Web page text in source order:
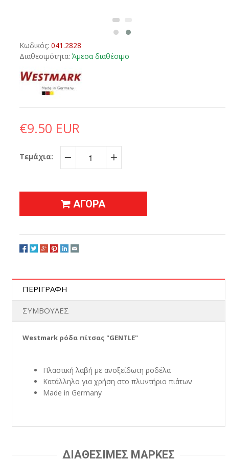
Κωδικός: 041.2828
Διαθεσιμότητα: Άμεσα διαθέσιμο
€9.50 EUR
Τεμάχια:
− +
ΑΓΟΡΑ
ΠΕΡΙΓΡΑΦΗ
ΣΥΜΒΟΥΛΕΣ
Westmark ρόδα πίτσας "GENTLE"
Πλαστική λαβή με ανοξείδωτη ροδέλα
Κατάλληλο για χρήση στο πλυντήριο πιάτων
Made in Germany
ΔΙΑΘΕΣΙΜΕΣ ΜΑΡΚΕΣ